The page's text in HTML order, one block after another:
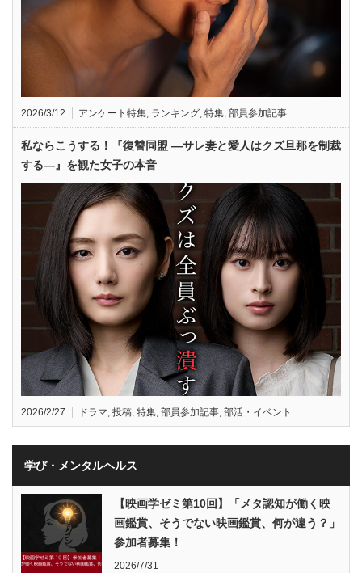
2026/3/12 アンケート特集, ランキング, 特集, 部員参加記事
私ならこうする！『復讐同盟 —サレ妻と愛人はクズ旦那を制裁
する—』を観た女子の本音
2026/2/27 ドラマ, 投稿, 特集, 部員参加記事, 部活・イベント
学び・メンタルヘルス
【映画学ゼミ第10回】「メタ認知が働く映
画鑑賞、そうでない映画鑑賞、何が違う？」
参加者募集！
2026/7/31